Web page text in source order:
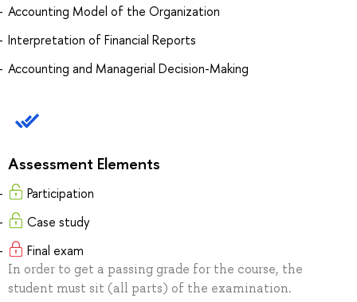
Accounting Model of the Organization
Interpretation of Financial Reports
Accounting and Managerial Decision-Making
Assessment Elements
Participation
Case study
Final exam
In order to get a passing grade for the course, the
student must sit (all parts) of the examination.